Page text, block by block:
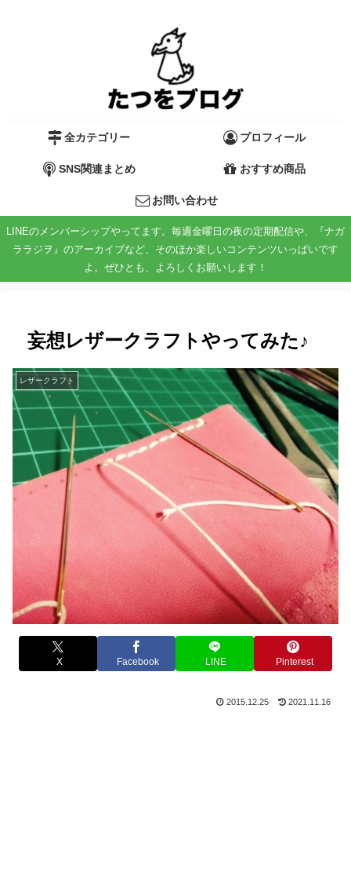
全カテゴリー プロフィール
SNS関連まとめ おすすめ商品
お問い合わせ
LINEのメンバーシップやってます。毎週金曜日の夜の定期配信や、『ナガ
ララジヲ』のアーカイブなど、そのほか楽しいコンテンツいっぱいです
よ。ぜひとも、よろしくお願いします！
妄想レザークラフトやってみた♪
レザークラフト
X Facebook LINE Pinterest
2015.12.25 2021.11.16